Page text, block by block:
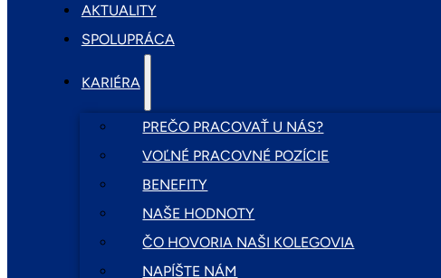
AKTUALITY
SPOLUPRÁCA
KARIÉRA
PREČO PRACOVAŤ U NÁS?
VOĽNÉ PRACOVNÉ POZÍCIE
BENEFITY
NAŠE HODNOTY
ČO HOVORIA NAŠI KOLEGOVIA
NAPÍŠTE NÁM